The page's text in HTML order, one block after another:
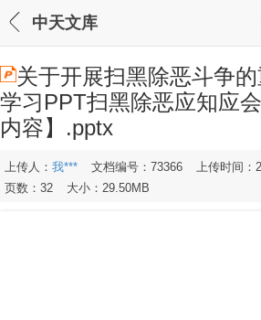
中天文库
关于开展扫黑除恶斗争
学习PPT扫黑除恶应知应
内容】.pptx
上传人： 我*** 文档编号：73366 上传时间：
页数：32
大小：29.50MB